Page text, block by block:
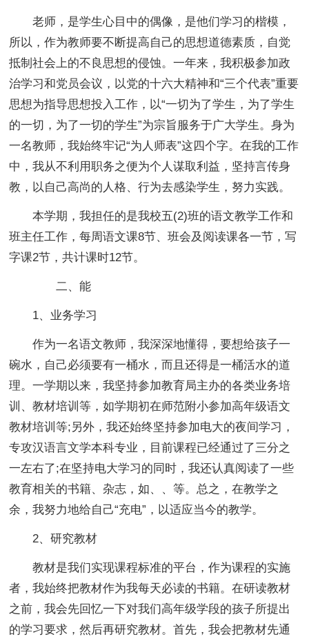
老师，是学生心目中的偶像，是他们学习的楷模，
所以，作为教师要不断提高自己的思想道德素质，自觉
抵制社会上的不良思想的侵蚀。一年来，我积极参加政
治学习和党员会议，以党的十六大精神和“三个代表”重要
思想为指导思想投入工作，以“一切为了学生，为了学生
的一切，为了一切的学生”为宗旨服务于广大学生。身为
一名教师，我始终牢记“为人师表”这四个字。在我的工作
中，我从不利用职务之便为个人谋取利益，坚持言传身
教，以自己高尚的人格、行为去感染学生，努力实践。
本学期，我担任的是我校五(2)班的语文教学工作和
班主任工作，每周语文课8节、班会及阅读课各一节，写
字课2节，共计课时12节。
二、能
1、业务学习
作为一名语文教师，我深深地懂得，要想给孩子一
碗水，自己必须要有一桶水，而且还得是一桶活水的道
理。一学期以来，我坚持参加教育局主办的各类业务培
训、教材培训等，如学期初在师范附小参加高年级语文
教材培训等;另外，我还始终坚持参加电大的夜间学习，
专攻汉语言文学本科专业，目前课程已经通过了三分之
一左右了;在坚持电大学习的同时，我还认真阅读了一些
教育相关的书籍、杂志，如、、等。总之，在教学之
余，我努力地给自己“充电”，以适应当今的教学。
2、研究教材
教材是我们实现课程标准的平台，作为课程的实施
者，我始终把教材作为我每天必读的书籍。在研读教材
之前，我会先回忆一下对我们高年级学段的孩子所提出
的学习要求，然后再研究教材。首先，我会把教材先通